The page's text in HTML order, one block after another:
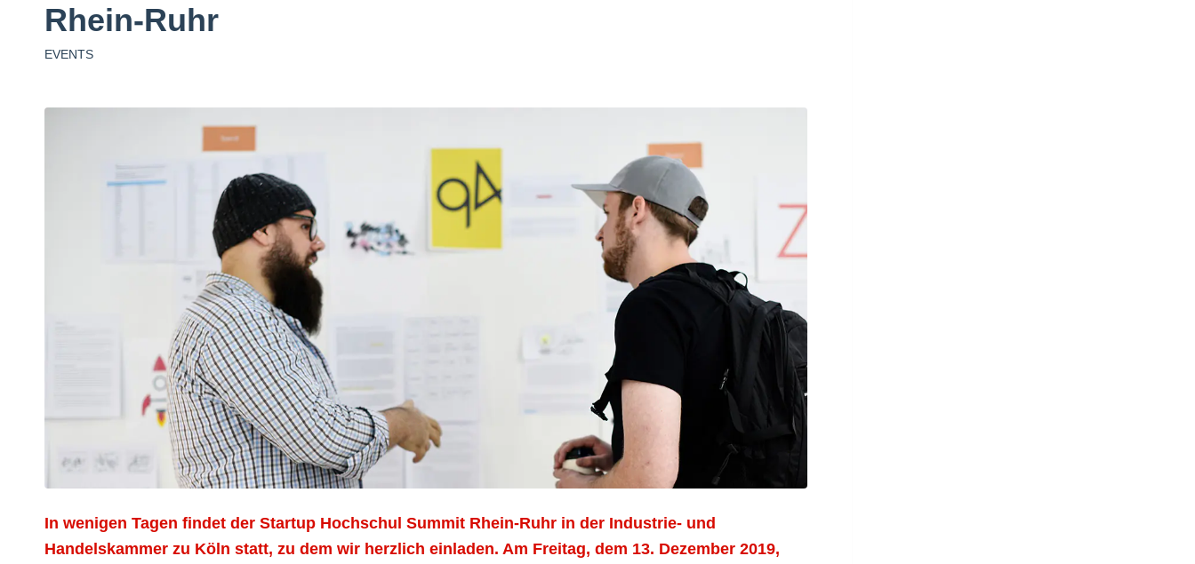
Rhein-Ruhr
EVENTS
In wenigen Tagen findet der Startup Hochschul Summit Rhein-Ruhr in der Industrie- und
Handelskammer zu Köln statt, zu dem wir herzlich einladen. Am Freitag, dem 13. Dezember 2019,